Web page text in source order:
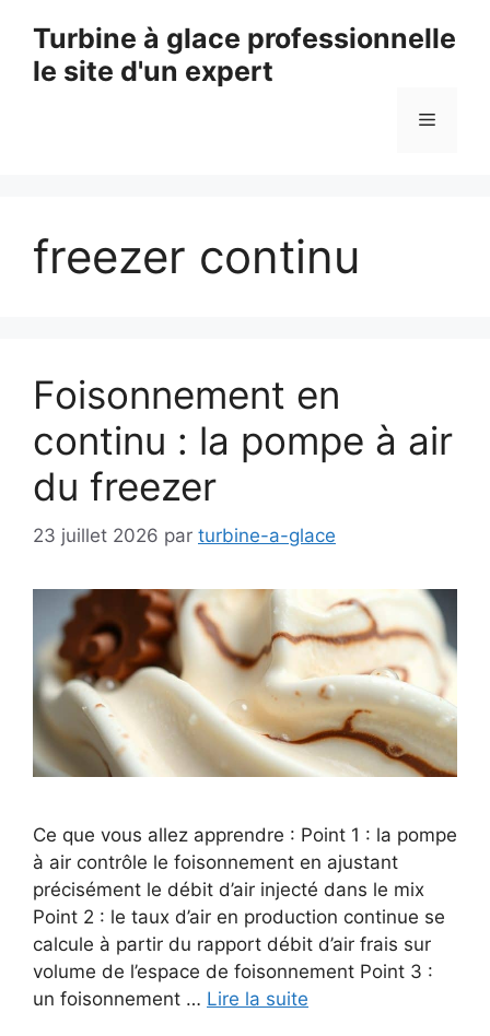
contenu
Turbine à glace professionnelle
le site d'un expert
Menu
freezer continu
Foisonnement en
continu : la pompe à air
du freezer
23 juillet 2026 par turbine-a-glace
Ce que vous allez apprendre : Point 1 : la pompe
à air contrôle le foisonnement en ajustant
précisément le débit d’air injecté dans le mix
Point 2 : le taux d’air en production continue se
calcule à partir du rapport débit d’air frais sur
volume de l’espace de foisonnement Point 3 :
un foisonnement … Lire la suite